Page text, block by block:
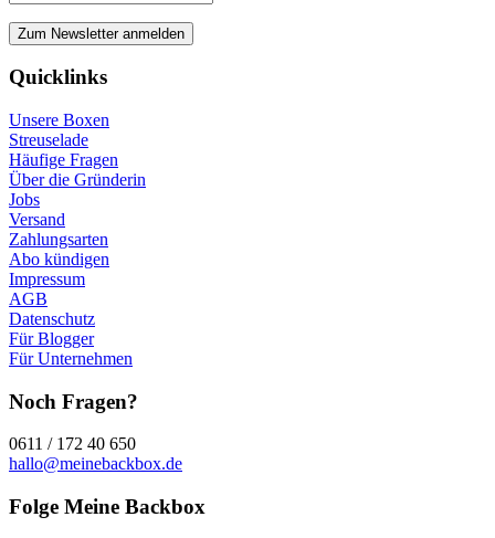
Quicklinks
Unsere Boxen
Streuselade
Häufige Fragen
Über die Gründerin
Jobs
Versand
Zahlungsarten
Abo kündigen
Impressum
AGB
Datenschutz
Für Blogger
Für Unternehmen
Noch Fragen?
0611 / 172 40 650
hallo@meinebackbox.de
Folge Meine Backbox